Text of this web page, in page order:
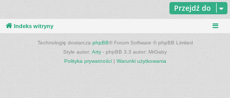
Przejdź do
Indeks witryny
Technologię dostarcza phpBB® Forum Software © phpBB Limited
Style autor: Arty - phpBB 3.3 autor: MrGaby
Polityka prywatności| Warunki użytkowania